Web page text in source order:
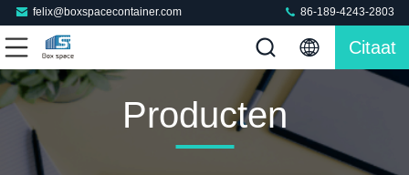
felix@boxspacecontainer.com 86-189-4243-2803
Citaat
Producten